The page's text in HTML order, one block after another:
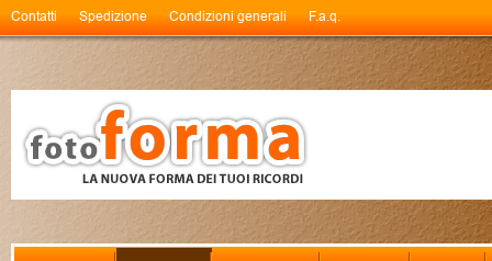
Contatti Spedizione Condizioni generali F.a.q.